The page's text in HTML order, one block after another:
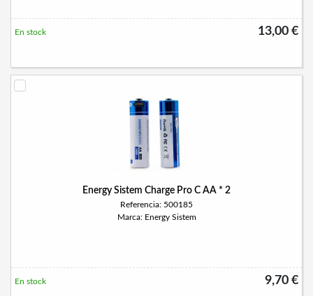
13,00 €
En stock
Energy Sistem Charge Pro C AA * 2
Referencia: 500185
Marca: Energy Sistem
9,70 €
En stock